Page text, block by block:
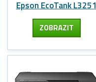
Epson EcoTank L3251
ZOBRAZIT